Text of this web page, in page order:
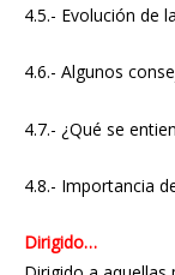
4.5.- Evolución de
4.6.- Algunos
4.7.- ¿Qué se
4.8.- Importancia
Dirigido…